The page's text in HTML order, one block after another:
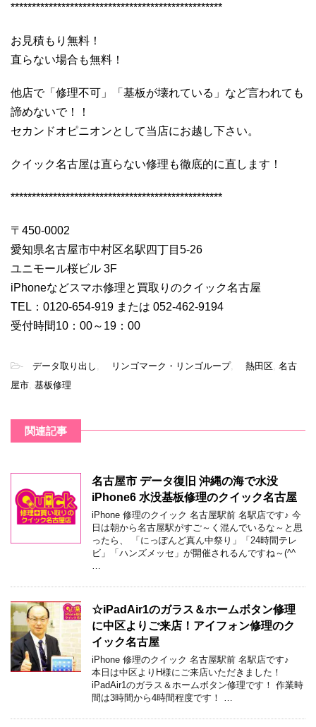
**************************************************
お見積もり無料！
直らない場合も無料！
他店で「修理不可」「基板が壊れている」など言われても
諦めないで！！
セカンドオピニオンとして当店にお越し下さい。
クイック名古屋は直らない修理も徹底的に直します！
**************************************************
〒450-0002
愛知県名古屋市中村区名駅四丁目5-26
ユニモール桜ビル 3F
iPhoneなどスマホ修理と買取りのクイック名古屋
TEL：0120-654-919 または 052-462-9194
受付時間10：00～19：00
- データ取り出し リンゴマーク・リンゴループ, 熱田区 名古
屋市 基板修理
関連記事
名古屋市 データ復旧 沖縄の海で水没
iPhone6 水没基板修理のクイック名古屋
iPhone 修理のクイック 名古屋駅前 名駅店です♪ 今
日は朝から名古屋駅がすご～く混んでいるな～と思
ったら、 「にっぽんど真ん中祭り」「24時間テレ
ビ」「ハンズメッセ」が開催されるんですね～(^^
☆iPadAir1のガラス＆ホームボタン修理
に中区よりご来店！アイフォン修理のク
イック名古屋
iPhone 修理のクイック 名古屋駅前 名駅店です♪
本日は中区よりH様にご来店いただきました！
iPadAir1のガラス＆ホームボタン修理です！ 作業時
間は3時間から4時間程度です！ …